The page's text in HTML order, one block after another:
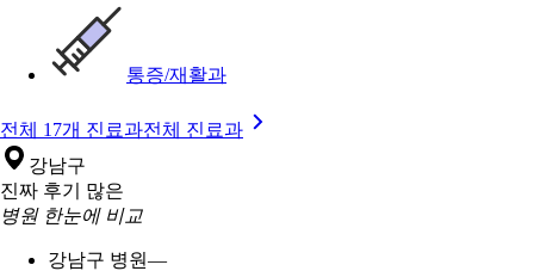
통증/재활과
전체 17개 진료과전체 진료과
강남구
진짜 후기 많은
병원 한눈에 비교
강남구 병원—